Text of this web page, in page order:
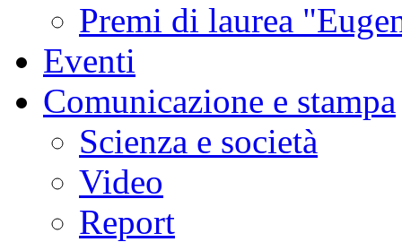
Premi di laurea
Eventi
Comunicazione e stampa
Scienza e società
Video
Report